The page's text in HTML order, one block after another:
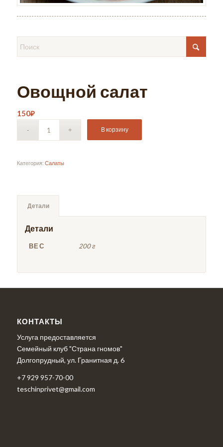
Овощной салат
150₽
В корзину
Категория: Салаты
Детали
Детали
ВЕС 200 г
КОНТАКТЫ
Услуга предоставляется
Семейный клуб "Страна гномов"
Долгопрудный, ул. Гранитная д. 6
+7 929 957-70-00
teschinprivet@gmail.com